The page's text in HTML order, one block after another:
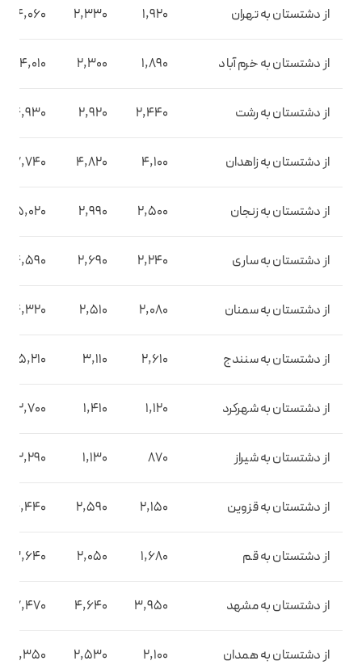
از دشتستان به تهران 1,920
2,330
4,060
از دشتستان به خرم آباد 1,890
2,300
4,010
از دشتستان به رشت 2,440
2,920
4,930
از دشتستان به زاهدان 4,100
4,820
7,740
از دشتستان به زنجان 2,500
2,990
5,020
از دشتستان به ساری 2,240
2,690
4,590
از دشتستان به سمنان 2,080
2,510
4,320
از دشتستان به سنندج 2,610
3,110
5,210
از دشتستان به شهرکرد 1,120
1,410
2,700
از دشتستان به شیراز 870
1,130
2,290
از دشتستان به قزوین 2,150
2,590
4,440
از دشتستان به قم 1,680
2,050
3,640
از دشتستان به مشهد 3,950
4,640
7,470
از دشتستان به همدان 2,100
2,530
4,350